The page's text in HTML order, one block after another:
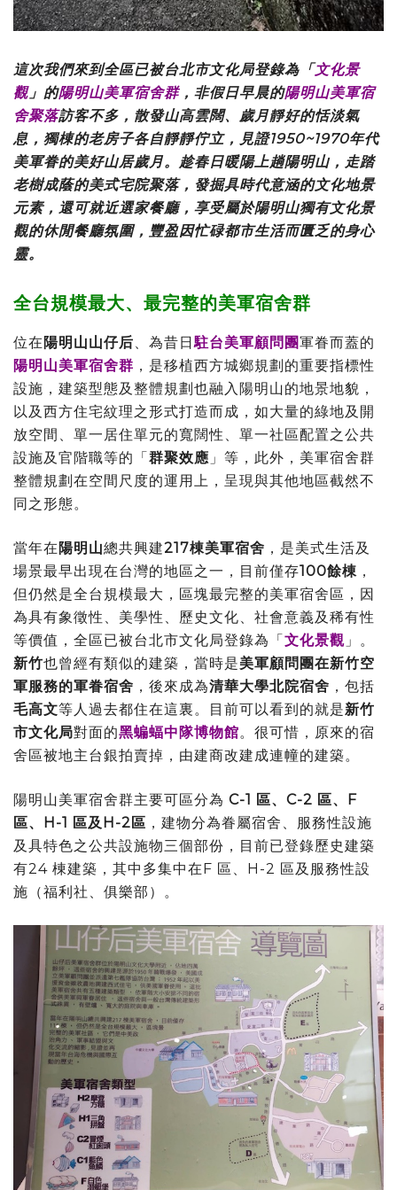
這次我們來到全區已被台北市文化局登錄為「文化景
觀」的陽明山美軍宿舍群，非假日早晨的陽明山美軍宿
舍聚落訪客不多，散發山高雲闊、歲月靜好的恬淡氣
息，獨棟的老房子各自靜靜佇立，見證1950~1970年代
美軍眷的美好山居歲月。趁春日暖陽上趟陽明山，走踏
老樹成蔭的美式宅院聚落，發掘具時代意涵的文化地景
元素，還可就近選家餐廳，享受屬於陽明山獨有文化景
觀的休閒餐廳氛圍，豐盈因忙碌都市生活而匱乏的身心
靈。
全台規模最大、最完整的美軍宿舍群
位在 陽明山山仔后、為昔日駐台美軍顧問團軍眷而蓋的
陽明山美軍宿舍群 ，是移植西方城鄉規劃的重要指標性
設施，建築型態及整體規劃也融入陽明山的地景地貌，
以及西方住宅紋理之形式打造而成，如大量的綠地及開
放空間、單一居住單元的寬闊性、單一社區配置之公共
設施及官階職等的「群聚效應 」等，此外，美軍宿舍群
整體規劃在空間尺度的運用上，呈現與其他地區截然不
同之形態。
當年在 陽明山總共興建217棟美軍宿舍 ，是美式生活及
場景最早出現在台灣的地區之一，目前僅存100餘棟 ，
但仍然是全台規模最大，區塊最完整的美軍宿舍區，因
為具有象徵性、美學性、歷史文化、社會意義及稀有性
等價值，全區已被台北市文化局登錄為「文化景觀 」。
新竹也曾經有類似的建築，當時是美軍顧問團在新竹空
軍服務的軍眷宿舍 ，後來成為清華大學北院宿舍 ，包括
毛高文等人過去都住在這裏。目前可以看到的就是新竹
市文化局對面的黑蝙蝠中隊博物館。很可惜，原來的宿
舍區被地主台銀拍賣掉，由建商改建成連幢的建築。
陽明山美軍宿舍群主要可區分為 C-1 區、C-2 區、F
區、H-1 區及H-2區 ，建物分為眷屬宿舍、服務性設施
及具特色之公共設施物三個部份，目前已登錄歷史建築
有24 棟建築，其中多集中在F 區、H-2 區及服務性設
施（福利社、俱樂部）。